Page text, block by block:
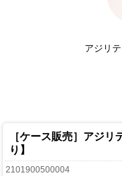
アジリ
［ケース販売］アジ
り】
2101900500004